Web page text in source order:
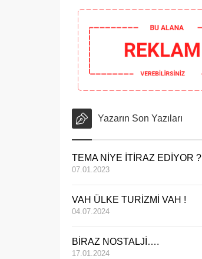
Yazarın Son Yazıları
TEMA NİYE İTİRAZ EDİYOR ?
07.01.2023
VAH ÜLKE TURİZMİ VAH !
04.07.2024
BİRAZ NOSTALJİ….
17.01.2024